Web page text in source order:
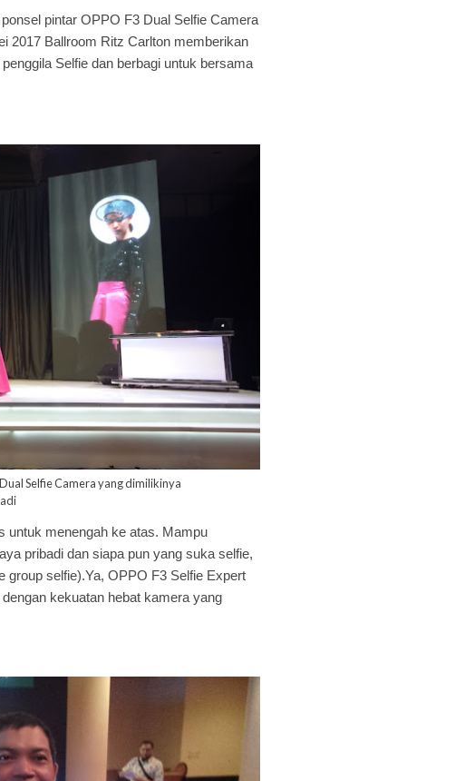
pintar OPPO F3 Dual Selfie Camera
2017 Ballroom Ritz Carlton memberikan
Selfie dan berbagi untuk bersama
Selfie Camera yang dimilikinya
untuk menengah ke atas. Mampu
pribadi dan siapa pun yang suka selfie,
group selfie).Ya, OPPO F3 Selfie Expert
kekuatan hebat kamera yang